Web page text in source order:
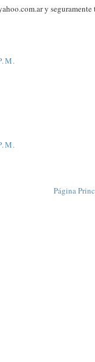
y seguramente
Página